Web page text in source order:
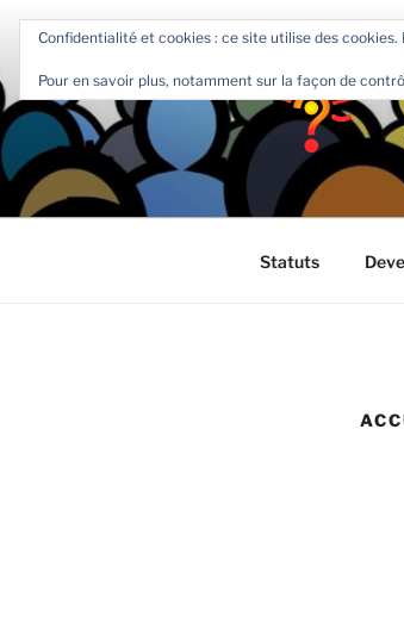
contenu
principal
Statuts
Confidentialité et cookies : ce site utilise des
Pour en savoir plus, notamment sur la façon de